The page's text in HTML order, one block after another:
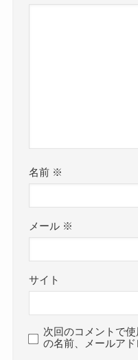
名前 ※
メール ※
サイト
次回のコメントで
の名前、メールアド